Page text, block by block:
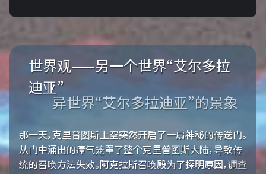
世界观——另一个世界“艾尔多拉
迪亚”
异世界“艾尔多拉迪亚”的景象
那一天，克里普图斯上空突然开启了一扇神秘的传送门。
从门中涌出的瘴气笼罩了整个克里普图斯大陆，导致传
统的召唤方法失效。阿克拉斯召唤殿为了探明原因，调查